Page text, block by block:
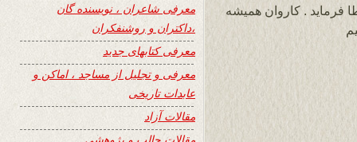
فرماید . کاروان همیشه
معرفی شاعران ، نویسنده گان
،داکتران و روشنفکران
معرفی کتابهای جدید
معرفی و تجلیل از مساجد ، اماکن و
عابدات تاریخی
مقالات آزاد